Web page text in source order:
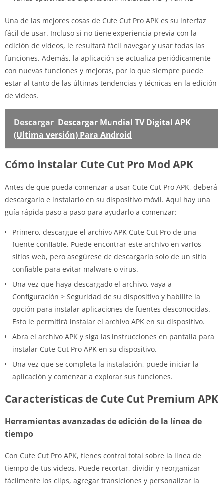
Una de las mejores cosas de Cute Cut Pro APK es su interfaz
fácil de usar. Incluso si no tiene experiencia previa con la
edición de videos, le resultará fácil navegar y usar todas las
funciones. Además, la aplicación se actualiza periódicamente
con nuevas funciones y mejoras, por lo que siempre puede
estar al tanto de las últimas tendencias y técnicas en la edición
de videos.
Descargar Descargar Mundial TV Digital APK
(Ultima versión) Para Android
Cómo instalar Cute Cut Pro Mod APK
Antes de que pueda comenzar a usar Cute Cut Pro APK, deberá
descargarlo e instalarlo en su dispositivo móvil. Aquí hay una
guía rápida paso a paso para ayudarlo a comenzar:
Primero, descargue el archivo APK Cute Cut Pro de una
fuente confiable. Puede encontrar este archivo en varios
sitios web, pero asegúrese de descargarlo solo de un sitio
confiable para evitar malware o virus.
Una vez que haya descargado el archivo, vaya a
Configuración > Seguridad de su dispositivo y habilite la
opción para instalar aplicaciones de fuentes desconocidas.
Esto le permitirá instalar el archivo APK en su dispositivo.
Abra el archivo APK y siga las instrucciones en pantalla para
instalar Cute Cut Pro APK en su dispositivo.
Una vez que se completa la instalación, puede iniciar la
aplicación y comenzar a explorar sus funciones.
Características de Cute Cut Premium APK
Herramientas avanzadas de edición de la línea de
tiempo
Con Cute Cut Pro APK, tienes control total sobre la línea de
tiempo de tus videos. Puede recortar, dividir y reorganizar
fácilmente los clips, agregar transiciones y personalizar la